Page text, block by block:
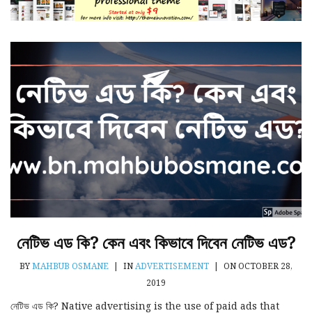
নেটিভ এড কি? কেন এবং কিভাবে দিবেন নেটিভ এড?
BYMAHBUB OSMANE | INADVERTISEMENT | ON OCTOBER 28,
2019
নেটিভ এড কি? Native advertising is the use of paid ads that